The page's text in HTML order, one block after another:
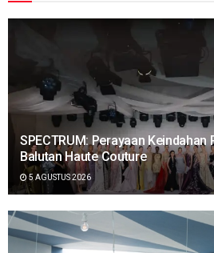
SPECTRUM: Perayaan Keindahan
Balutan Haute Couture
5 AGUSTUS 2026